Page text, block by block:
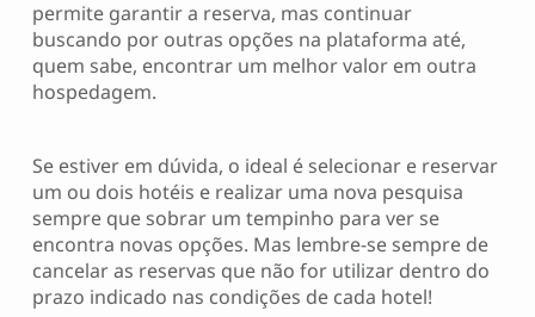
permite garantir a reserva, mas continuar
buscando por outras opções na plataforma até,
quem sabe, encontrar um melhor valor em outra
hospedagem.
Se estiver em dúvida, o ideal é selecionar e reservar
um ou dois hotéis e realizar uma nova pesquisa
sempre que sobrar um tempinho para ver se
encontra novas opções. Mas lembre-se sempre de
cancelar as reservas que não for utilizar dentro do
prazo indicado nas condições de cada hotel!